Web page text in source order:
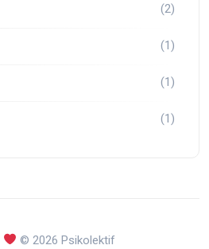
(2)
(1)
(1)
(1)
© 2026 Psikolektif